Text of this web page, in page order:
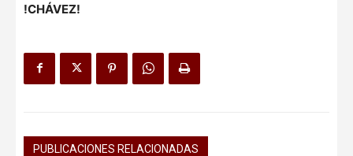
!CHÁVEZ!
PUBLICACIONES RELACIONADAS